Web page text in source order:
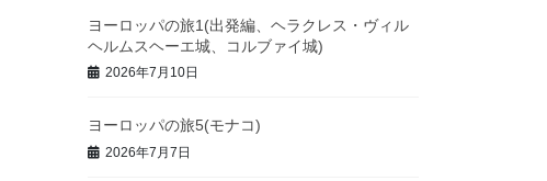
ヨーロッパの旅1(出発編、ヘラクレス・ヴィル
ヘルムスヘーエ城、コルブァイ城)
2026年7月10日
ヨーロッパの旅5(モナコ)
2026年7月7日